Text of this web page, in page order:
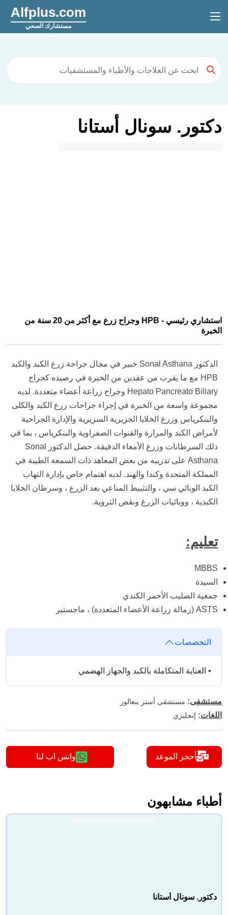
Alfplus.com
مستشارك الصحي
دكتور. سونال أستانا
استشاري رئيسي - HPB وجراح زرع مع أكثر من 20 سنة من
الخبرة
الدكتور Sonal Asthana خبير في مجال جراحة زرع الكبد والكبد
HPB مع ما يقرب من عقدين من الخبرة في رصيده كجراح
Hepato Pancreato Biliary وجراح زراعة أعضاء متعددة. لديه
مجموعة واسعة من الخبرة في إجراء جراحات زرع الكبد والكلى
والبنكرياس وزرع الخلايا الجزيرية السريرية والإدارة الجراحية
لأمراض الكبد والمرارة والقنوات الصفراوية والبنكرياس ، بما في
ذلك السرطانات وزرع الأمعاء الدقيقة. حصل الدكتور Sonal
Asthana على تدريبه من بعض المعاهد ذات السمعة الطيبة في
المملكة المتحدة وكندا والهند. لديه اهتمام خاص بإدارة التهاب
الكبد الوبائي سي ، والتثبيط المناعي بعد الزرع ، وسرطان الخلايا
الكبدية ، ووبائيات الزرع ونقص التروية.
تعليم:
MBBS
السيدة
جمعية الصليب الأحمر الكندي
ASTS (زمالة زراعة الأعضاء المتعددة) ، ماجستير
التخصصات
• العناية المتكاملة بالكبد والجهاز الهضمي
مستشفى: مستشفى أستر بنغالور
اللغات: إنجليزي
أحجز الموعد واتس اب لنا
أطباء مشابهون
دكتور. سونال أستانا